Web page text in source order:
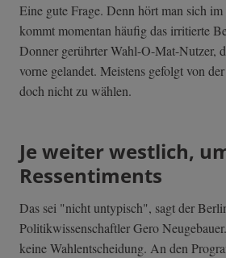
Eine gute Frage. Denn hört man sich
kommt momentan häufig das irritierte
Donner gerührter Wahl-O-Mat-Nutzer,
vorne gelandet. Meistens gefolgt von
doch nicht zu wählen.
Je weiter westlich,
Ressentiments
Das sei "nicht untypisch", sagt der
Politikwissenschaftler Gero
keine Wahlentscheidung. An den